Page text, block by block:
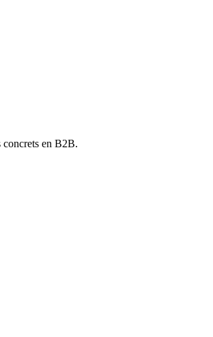
concrets en B2B.